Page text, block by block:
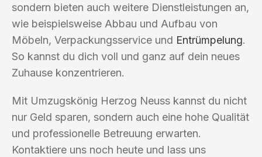
sondern bieten auch weitere Dienstleistungen an,
wie beispielsweise Abbau und Aufbau von
Möbeln, Verpackungsservice und Entrümpelung.
So kannst du dich voll und ganz auf dein neues
Zuhause konzentrieren.
Mit Umzugskönig Herzog Neuss kannst du nicht
nur Geld sparen, sondern auch eine hohe Qualität
und professionelle Betreuung erwarten.
Kontaktiere uns noch heute und lass uns